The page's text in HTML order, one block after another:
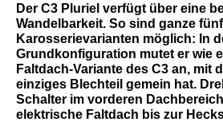
Der C3 Pluriel verfügt über eine
Wandelbarkeit. So sind ganze
Karosserievarianten möglich: In
Grundkonfiguration mutet er wie
Faltdach-Variante des C3 an, mit
einziges Blechteil gemein hat.
Schalter im vorderen
elektrische Faltdach bis zur